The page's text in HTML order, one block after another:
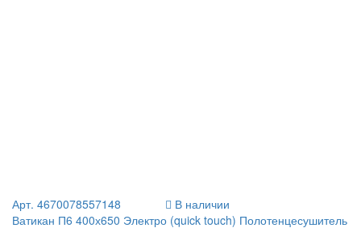
Арт. 4670078557148
В наличии
Ватикан П6 400х650 Электро (quick touch) Полотенцесушитель